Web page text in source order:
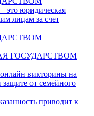
юридическая
лицам за счет
ГОСУДАРСТВОМ
викторины на
от семейного
приводит к